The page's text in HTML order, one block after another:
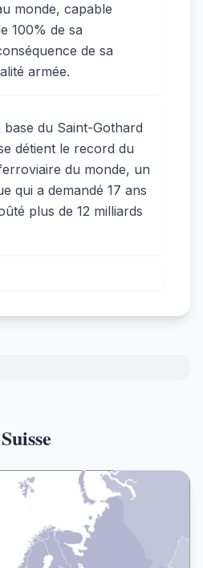
monde, capable
100% de sa
de sa
armée.
du Saint-Gothard
détient le record du
du monde, un
qui a demandé 17 ans
plus de 12 milliards